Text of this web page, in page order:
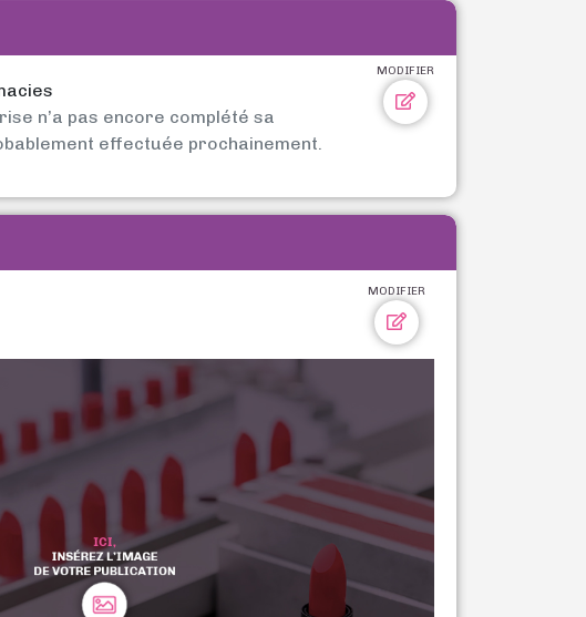
MODIFIER
n’a pas encore complété sa
effectuée prochainement.
MODIFIER